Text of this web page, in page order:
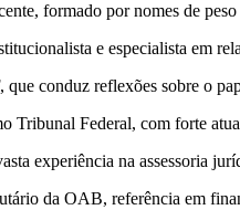
formado por nomes de
e especialista em
que conduz reflexões sobre o
Tribunal Federal, com forte
experiência na assessoria
da OAB, referência em